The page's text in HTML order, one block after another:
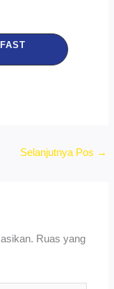
Selanjutnya Pos →
Ruas yang